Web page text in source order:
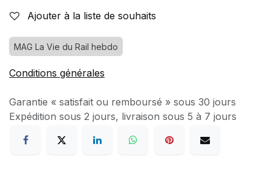
Ajouter à la liste de souhaits
MAG La Vie du Rail hebdo
Conditions générales
Garantie « satisfait ou remboursé » sous 30 jours
Expédition sous 2 jours, livraison sous 5 à 7 jours